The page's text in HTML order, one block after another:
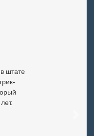
штате